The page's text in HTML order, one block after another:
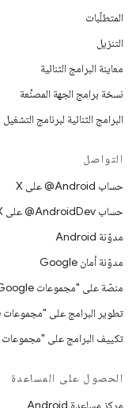
المتطلّبات
التنزيل
معاينة البرامج الثنائية
نسخة برامج الجهة المصنِّعة
البرامج الثنائية لبرنامج التشغيل
التواصل
حساب ‎@Android على X
حساب ‎@AndroidDev على X
مدوّنة Android
مدوّنة أمان Google
منصّة على "مجموعات Google"
تطوير البرامج على "مجموعات Google"
تكييف البرامج على "مجموعات Google"
الحصول على المساعدة
مركز مساعدة Android